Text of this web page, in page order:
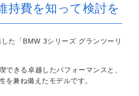
持費を知って検討を
た「BMW 3シリーズ グランツーリ
できる卓越したパフォーマンスと、
を兼ね備えたモデルです。